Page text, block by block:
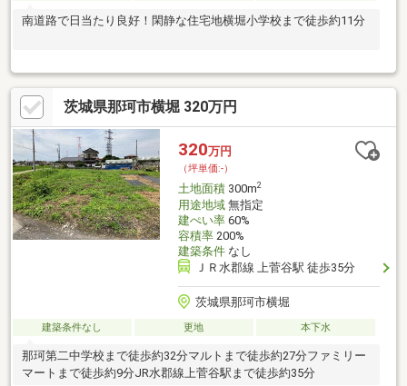
南道路で日当たり良好！閑静な住宅地横堀小学校まで徒歩約11分
茨城県那珂市横堀 320万円
320万円
（坪単価:-）
土地面積300m2
用途地域無指定
建ぺい率60%
容積率200%
建築条件なし
ＪＲ水郡線 上菅谷駅 徒歩35分
茨城県那珂市横堀
建築条件なし 更地 本下水
那珂第二中学校まで徒歩約32分マルトまで徒歩約27分ファミリー
マートまで徒歩約9分JR水郡線上菅谷駅まで徒歩約35分